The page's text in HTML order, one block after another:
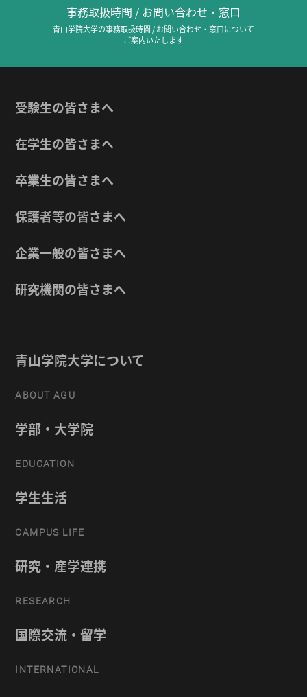
事務取扱時間 / お問い合わせ・窓口
青山学院大学の事務取扱時間 / お問い合わせ・窓口について
ご案内いたします
受験生の皆さまへ
在学生の皆さまへ
卒業生の皆さまへ
保護者等の皆さまへ
企業一般の皆さまへ
研究機関の皆さまへ
青山学院大学について
ABOUT AGU
学部・大学院
EDUCATION
学生生活
CAMPUS LIFE
研究・産学連携
RESEARCH
国際交流・留学
INTERNATIONAL